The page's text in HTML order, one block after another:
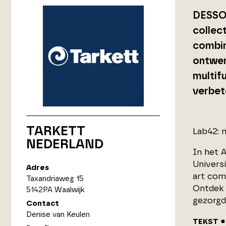
TARKETT
NEDERLAND
Adres
Taxandriaweg 15
5142PA Waalwijk
Contact
Denise van Keulen
Lab42:
In het
art
Ontdek
TEKST